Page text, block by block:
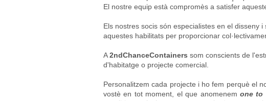
El nostre equip està compromès a satisfer
Els nostres socis són especialistes en el disseny
aquestes habilitats per proporcionar
A2ndChanceContainers som conscients de
d'habitatge o projecte comercial.
Personalitzem cada projecte i ho fem perquè el
vostè en tot moment, el que anomenem one to